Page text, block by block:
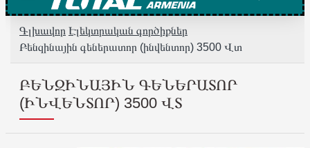
Գլխավոր Էլեկտրական գործիքներ
Բենզինային գեներատոր (ինվենտոր) 3500 Վտ
ԲԵՆԶԻՆԱՅԻՆ ԳԵՆԵՐԱՏՈՐ
(ԻՆՎԵՆՏՈՐ) 3500 ՎՏ